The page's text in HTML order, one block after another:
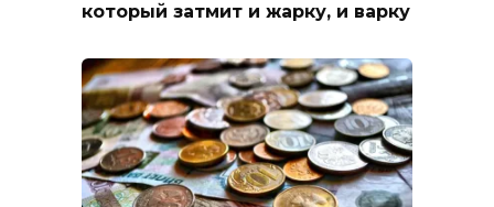
который затмит и жарку, и варку